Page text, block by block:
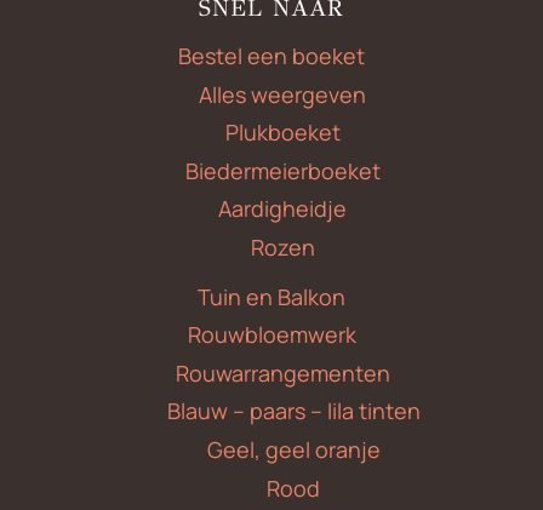
SNEL NAAR
Bestel een boeket
Alles weergeven
Plukboeket
Biedermeierboeket
Aardigheidje
Rozen
Tuin en Balkon
Rouwbloemwerk
Rouwarrangementen
Blauw – paars – lila tinten
Geel, geel oranje
Rood